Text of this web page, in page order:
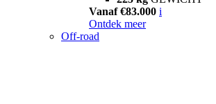
Vanaf €83.000 i
Ontdek meer
Off-road